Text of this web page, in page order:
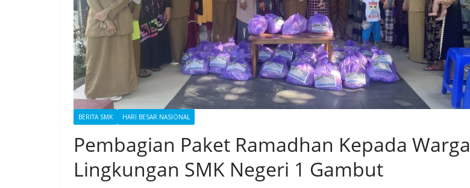
BERITA SMK HARI BESAR NASIONAL
Pembagian Paket Ramadhan Kepada Warga
Lingkungan SMK Negeri 1 Gambut